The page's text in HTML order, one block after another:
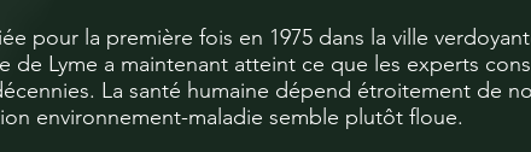
pour la première fois en 1975 dans la ville
de Lyme a maintenant atteint ce que les experts
La santé humaine dépend étroitement de
environnement-maladie semble plutôt floue.